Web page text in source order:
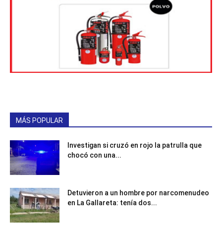
MÁS POPULAR
Investigan si cruzó en rojo la patrulla que
chocó con una...
Detuvieron a un hombre por narcomenudeo
en La Gallareta: tenía dos...